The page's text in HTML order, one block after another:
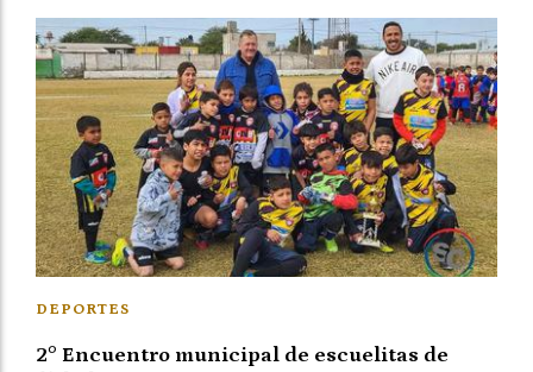
2° Encuentro municipal de escuelitas de
DEPORTES